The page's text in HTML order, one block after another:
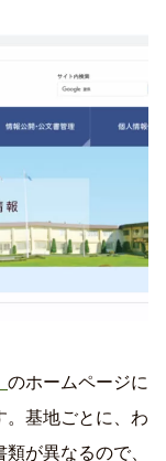
のホームページに
。基地ごとに、わ
が異なるので、